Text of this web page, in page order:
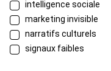
intelligence sociale
marketing invisible
narratifs culturels
signaux faibles